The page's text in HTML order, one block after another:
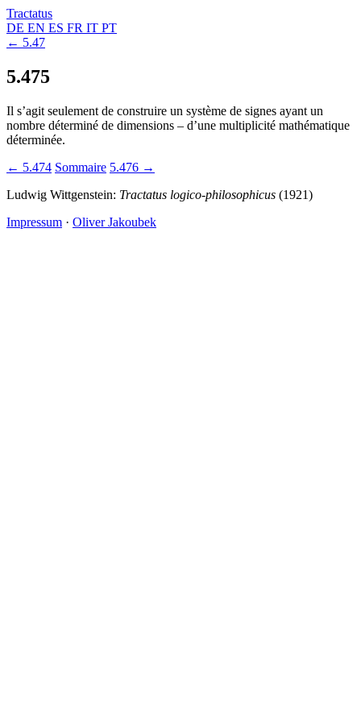
Tractatus
DE EN ES FR IT PT
← 5.47
5.475
Il s’agit seulement de construire un système de signes ayant un
nombre déterminé de dimensions – d’une multiplicité mathématique
déterminée.
← 5.474 Sommaire 5.476 →
Ludwig Wittgenstein: Tractatus logico-philosophicus (1921)
Impressum · Oliver Jakoubek